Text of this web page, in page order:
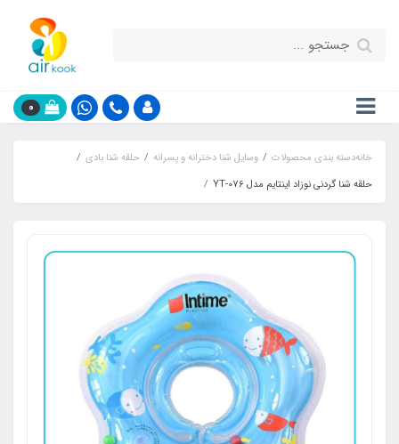
0
خانهدسته بندی محصولات وسایل شنا دخترانه و پسرانه
حلقه شنا بادی
حلقه شنا گردنی نوزاد اینتایم مدل YT-076